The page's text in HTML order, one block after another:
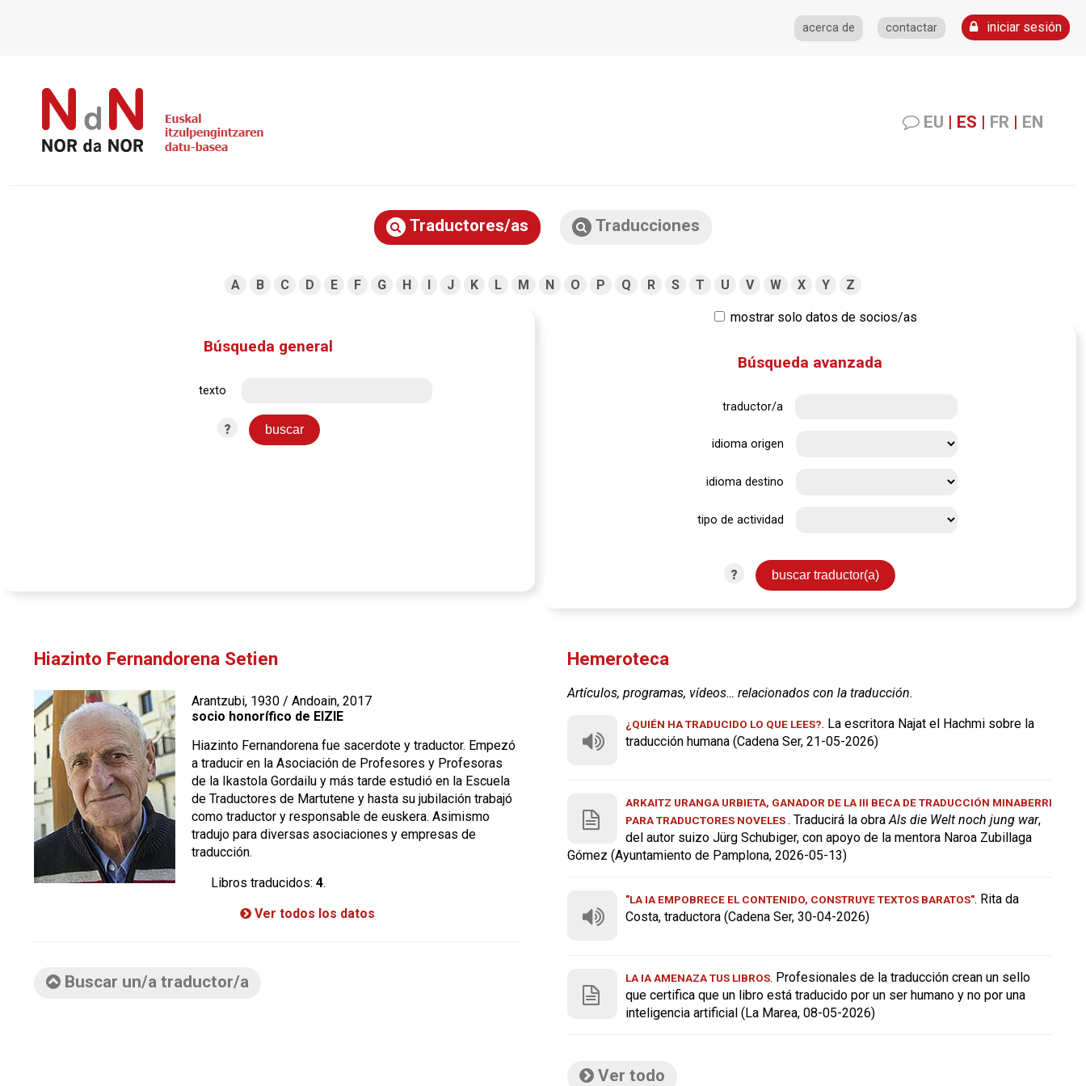
acerca de contactar iniciar sesión
EU | ES | FR | EN
Traductores/as Traducciones
A B C D E F G H I J K L M N O P Q R S T U V W X Y Z
mostrar solo datos de socios/as
Búsqueda general
texto
?
Búsqueda avanzada
traductor/a
idioma origen
idioma destino
tipo de actividad
?
Hiazinto Fernandorena Setien
Arantzubi, 1930 / Andoain, 2017
socio honorífico de EIZIE
Hiazinto Fernandorena fue sacerdote y traductor. Empezó
a traducir en la Asociación de Profesores y Profesoras
de la Ikastola Gordailu y más tarde estudió en la Escuela
de Traductores de Martutene y hasta su jubilación trabajó
como traductor y responsable de euskera. Asimismo
tradujo para diversas asociaciones y empresas de
traducción.
Libros traducidos: 4.
Ver todos los datos
Buscar un/a traductor/a
Hemeroteca
Artículos, programas, vídeos… relacionados con la traducción.
¿QUIÉN HA TRADUCIDO LO QUE LEES?. La escritora Najat el Hachmi sobre la
traducción humana (Cadena Ser, 21-05-2026)
ARKAITZ URANGA URBIETA, GANADOR DE LA III BECA DE TRADUCCIÓN MINABERRI
PARA TRADUCTORES NOVELES . Traducirá la obra Als die Welt noch jung war,
del autor suizo Jürg Schubiger, con apoyo de la mentora Naroa Zubillaga
Gómez (Ayuntamiento de Pamplona, 2026-05-13)
"LA IA EMPOBRECE EL CONTENIDO, CONSTRUYE TEXTOS BARATOS". Rita da
Costa, traductora (Cadena Ser, 30-04-2026)
LA IA AMENAZA TUS LIBROS. Profesionales de la traducción crean un sello
que certifica que un libro está traducido por un ser humano y no por una
inteligencia artificial (La Marea, 08-05-2026)
Ver todo